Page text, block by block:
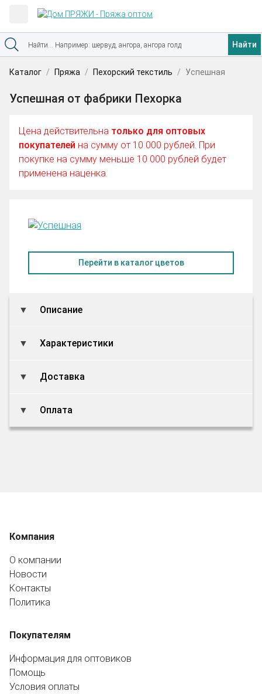
Найти
Каталог Пряжа Пехорский текстиль Успешная
Успешная от фабрики Пехорка
Цена действительна только для оптовых
покупателей на сумму от 10 000 рублей. При
покупке на сумму меньше 10 000 рублей будет
применена наценка.
Перейти в каталог цветов
Описание
Характеристики
Доставка
Оплата
Компания
О компании
Новости
Контакты
Политика
Покупателям
Информация для оптовиков
Помощь
Условия оплаты